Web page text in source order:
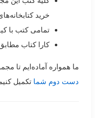
خرید
تمامی کتب با
کارا کتاب
ما همواره آماده‌ایم تا
دست دوم شما تکمیل